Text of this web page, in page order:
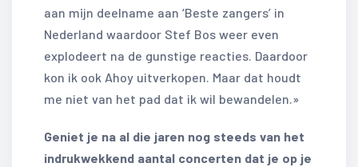
aan mijn deelname aan ‘Beste zangers’ in
Nederland waardoor Stef Bos weer even
explodeert na de gunstige reacties. Daardoor
kon ik ook Ahoy uitverkopen. Maar dat houdt
me niet van het pad dat ik wil bewandelen.»
Geniet je na al die jaren nog steeds van het
indrukwekkend aantal concerten dat je op je